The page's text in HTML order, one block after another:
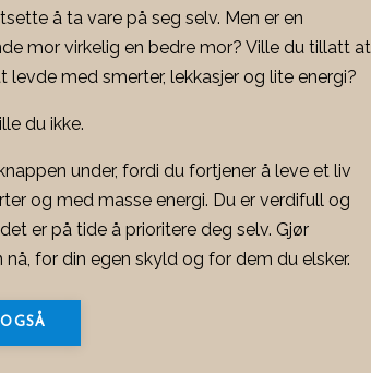
å ta vare på seg selv. Men er en
mor virkelig en bedre mor? Ville du tillatt at
levde med smerter, lekkasjer og lite energi?
du ikke.
under, fordi du fortjener å leve et liv
og med masse energi. Du er verdifull og
er på tide å prioritere deg selv. Gjør
nå, for din egen skyld og for dem du elsker.